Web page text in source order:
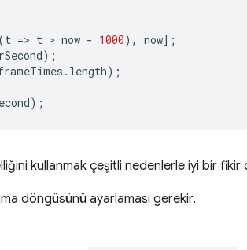
(t => t > now - 1000), now];
);
. length);
);
kullanmak çeşitli nedenlerle iyi bir fikir
döngüsünü ayarlaması gerekir.